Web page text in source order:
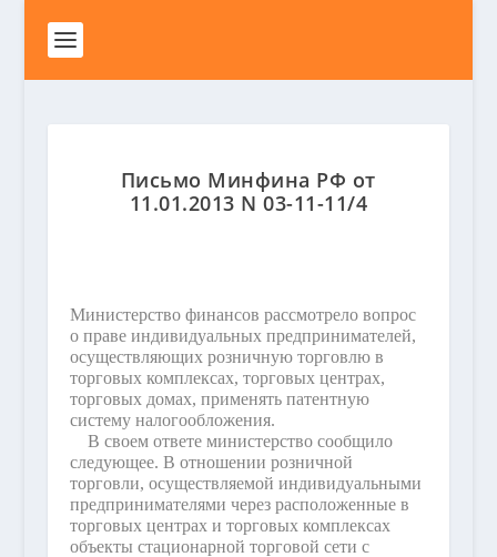
Письмо Минфина РФ от
11.01.2013 N 03-11-11/4
Министерство финансов рассмотрело вопрос
о праве индивидуальных предпринимателей,
осуществляющих розничную торговлю в
торговых комплексах, торговых центрах,
торговых домах, применять патентную
систему налогообложения.
В своем ответе министерство сообщило
следующее. В отношении розничной
торговли, осуществляемой индивидуальными
предпринимателями через расположенные в
торговых центрах и торговых комплексах
объекты стационарной торговой сети с